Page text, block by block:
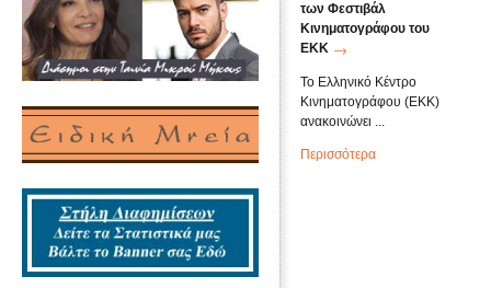
των Φεστιβάλ
Κινηματογράφου του
ΕΚΚ
Το Ελληνικό Κέντρο
Κινηματογράφου (ΕΚΚ)
ανακοινώνει ...
Περισσότερα